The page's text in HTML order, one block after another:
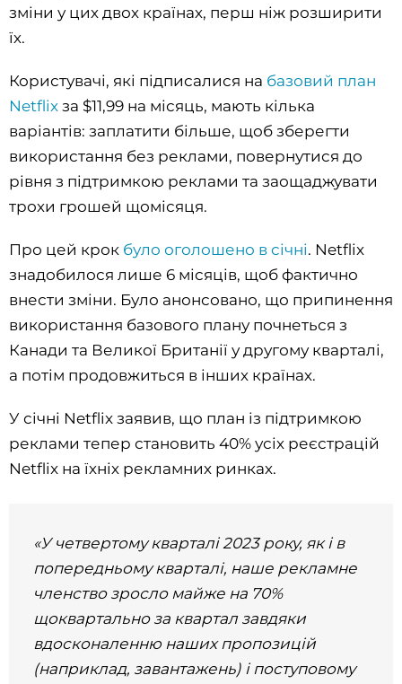
зміни у цих двох країнах, перш ніж розширити
їх.
Користувачі, які підписалися на базовий план
Netflix за $11,99 на місяць, мають кілька
варіантів: заплатити більше, щоб зберегти
використання без реклами, повернутися до
рівня з підтримкою реклами та заощаджувати
трохи грошей щомісяця.
Про цей крок було оголошено в січні. Netflix
знадобилося лише 6 місяців, щоб фактично
внести зміни. Було анонсовано, що припинення
використання базового плану почнеться з
Канади та Великої Британії у другому кварталі,
а потім продовжиться в інших країнах.
У січні Netflix заявив, що план із підтримкою
реклами тепер становить 40% усіх реєстрацій
Netflix на їхніх рекламних ринках.
«У четвертому кварталі 2023 року, як і в
попередньому кварталі, наше рекламне
членство зросло майже на 70%
щоквартально за квартал завдяки
вдосконаленню наших пропозицій
(наприклад, завантажень) і поступовому